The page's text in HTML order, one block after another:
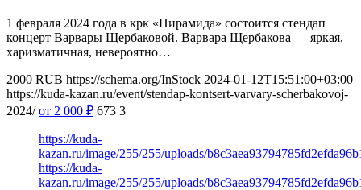
1 февраля 2024 года в крк «Пирамида» состоится стендап
концерт Варвары Щербаковой. Варвара Щербакова — яркая,
харизматичная, невероятно…
2000 RUB https://schema.org/InStock 2024-01-12T15:51:00+03:00
https://kuda-kazan.ru/event/stendap-kontsert-varvary-scherbakovoj-
2024/ от 2 000 ₽ 673 3
https://kuda-
kazan.ru/image/255/255/uploads/
https://kuda-
kazan.ru/image/255/255/uploads/